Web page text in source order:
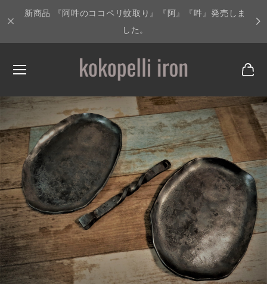
新商品 『阿吽のココペリ蚊取り』『阿』『吽』発売しま
した。